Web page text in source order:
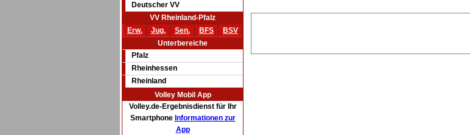
Deutscher VV
VV Rheinland-Pfalz
Erw.
Jug. Sen. BFS
BSV
Unterbereiche
Pfalz
Rheinhessen
Rheinland
Volley Mobil App
Volley.de-Ergebnisdienst für Ihr
Smartphone Informationen zur
App